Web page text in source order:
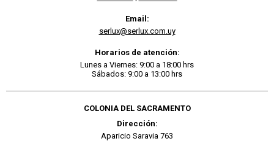
Email:
serlux@serlux.com.uy
Horarios de atención:
Lunes a Viernes: 9:00 a 18:00 hrs
Sábados: 9:00 a 13:00 hrs
COLONIA DEL SACRAMENTO
Dirección:
Aparicio Saravia 763